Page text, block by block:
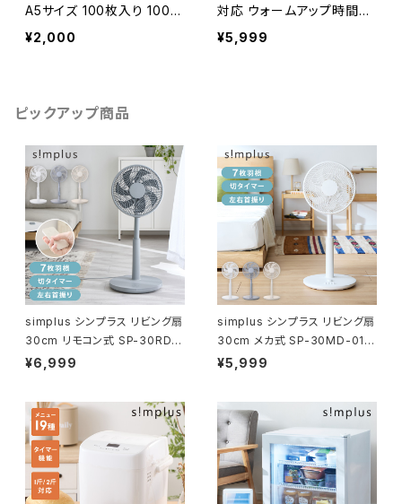
A5サイズ 100枚入り 100μ
m ラミネーター専用フィル
ム 印刷物保護 パンフレット
りを防ぐ シンプラス SP-LM
N-A5【送料無料】
¥2,000
対応 ウォームアップ時間3
分 コンパクト 簡単操作 過
熱保護 加熱均一 気泡なし
¥5,999
ピックアップ商品
simplus シンプラス リビング扇
30cm リモコン式 SP-30RD-
01 7枚羽 扇風機 シンプル タイ
¥6,999
simplus シンプラス リビング扇
30cm メカ式 SP-30MD-01 7
枚羽 扇風機 シンプル タイマー
¥5,999